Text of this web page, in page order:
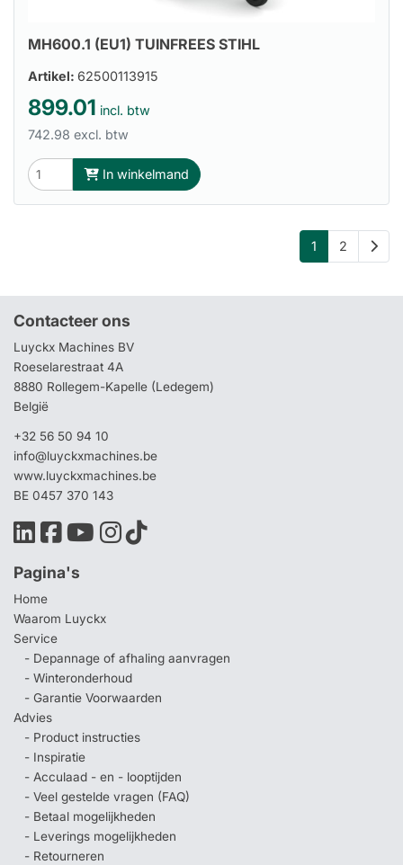
MH600.1 (EU1) TUINFREES STIHL
Artikel: 62500113915
899.01 incl. btw
742.98 excl. btw
In winkelmand
1 2
Contacteer ons
Luyckx Machines BV
Roeselarestraat 4A
8880 Rollegem-Kapelle (Ledegem)
België
+32 56 50 94 10
info@luyckxmachines.be
www.luyckxmachines.be
BE 0457 370 143
Pagina's
Home
Waarom Luyckx
Service
- Depannage of afhaling aanvragen
- Winteronderhoud
- Garantie Voorwaarden
Advies
- Product instructies
- Inspiratie
- Acculaad - en - looptijden
- Veel gestelde vragen (FAQ)
- Betaal mogelijkheden
- Leverings mogelijkheden
- Retourneren